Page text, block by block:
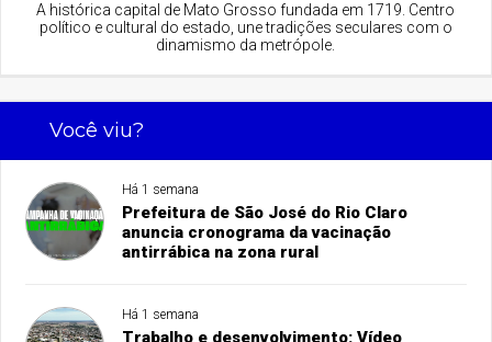
A histórica capital de Mato Grosso fundada em 1719. Centro
político e cultural do estado, une tradições seculares com o
dinamismo da metrópole.
Você viu?
Há 1 semana
Prefeitura de São José do Rio Claro
anuncia cronograma da vacinação
antirrábica na zona rural
Há 1 semana
Trabalho e desenvolvimento: Vídeo